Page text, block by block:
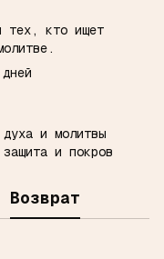
тех, кто ищет
и молитвы
и покров
Возврат